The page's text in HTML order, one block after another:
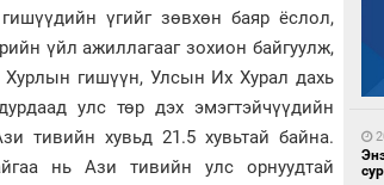
үгийг зөвхөн баяр ёслол,
үйл ажиллагааг зохион байгуулж,
Хурлын гишүүн, Улсын Их Хурал дахь
улс төр дэх эмэгтэйчүүдийн
тивийн хувьд 21.5 хувьтай байна.
нь Ази тивийн улс орнуудтай